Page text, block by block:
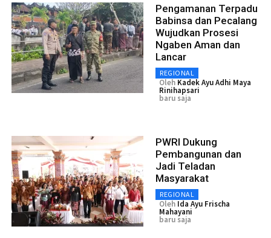
Pengamanan Terpadu
Babinsa dan Pecalang
Wujudkan Prosesi
Ngaben Aman dan
Lancar
REGIONAL
Oleh Kadek Ayu Adhi Maya
Rinihapsari
baru saja
PWRI Dukung
Pembangunan dan
Jadi Teladan
Masyarakat
REGIONAL
Oleh Ida Ayu Frischa
Mahayani
baru saja